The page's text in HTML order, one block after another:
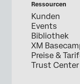
Ressourcen
Kunden
Events
Bibliothek
XM
Preise &
Trust Center